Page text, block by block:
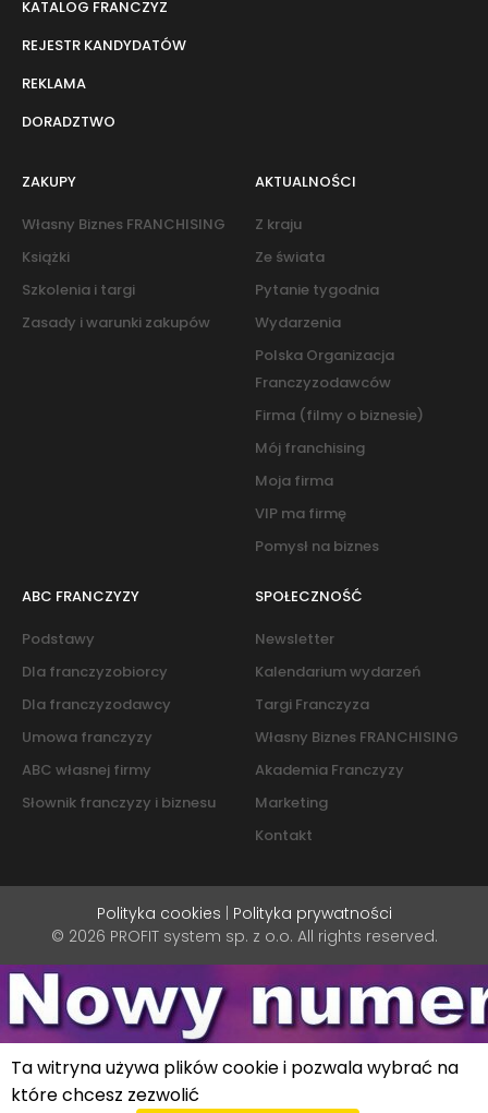
KATALOG FRANCZYZ
REJESTR KANDYDATÓW
REKLAMA
DORADZTWO
ZAKUPY
Własny Biznes FRANCHISING
Książki
Szkolenia i targi
Zasady i warunki zakupów
AKTUALNOŚCI
Z kraju
Ze świata
Pytanie tygodnia
Wydarzenia
Polska Organizacja
Franczyzodawców
Firma (filmy o biznesie)
Mój franchising
Moja firma
VIP ma firmę
Pomysł na biznes
ABC FRANCZYZY
Podstawy
Dla franczyzobiorcy
Dla franczyzodawcy
Umowa franczyzy
ABC własnej firmy
Słownik franczyzy i biznesu
SPOŁECZNOŚĆ
Newsletter
Kalendarium wydarzeń
Targi Franczyza
Własny Biznes FRANCHISING
Akademia Franczyzy
Marketing
Kontakt
Polityka cookies | Polityka prywatności
© 2026 PROFIT system sp. z o.o. All rights reserved.
Ta witryna używa plików cookie i pozwala wybrać na
które chcesz zezwolić